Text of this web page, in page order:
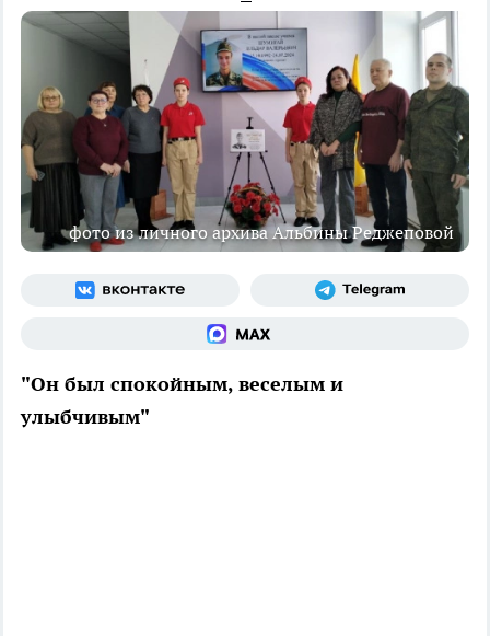
фото из личного архива Альбины Реджеповой
"Он был спокойным, веселым и
улыбчивым"